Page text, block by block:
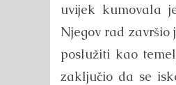
uvijek kumovala
Njegov rad završio
poslužiti kao
zaključio da se